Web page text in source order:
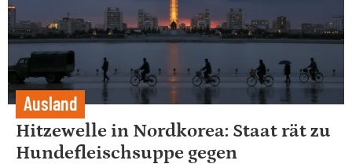
Ausland
Hitzewelle in Nordkorea: Staat rät zu
Hundefleischsuppe gegen